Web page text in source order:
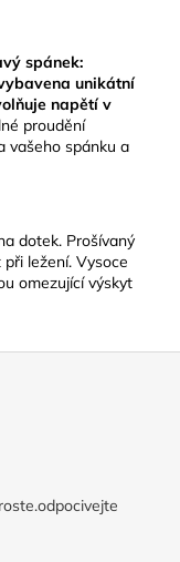
spánek:
unikátní
napětí v
proudění
vašeho spánku a
dotek. Prošívaný
ležení. Vysoce
omezující výskyt